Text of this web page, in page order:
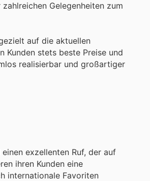
Gelegenheiten zum
auf die aktuellen
Kunden stets beste Preise und
realisierbar und großartiger
exzellenten Ruf, der auf
ihren Kunden eine
internationale Favoriten